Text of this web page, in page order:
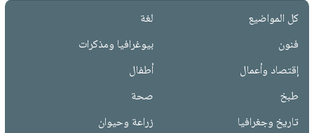
كل المواضيع
لغة
فنون
بيوغرافيا ومذكرات
إقتصاد وأعمال
أطفال
طبخ
صحة
تاريخ وجغرافيا
زراعة وحيوان